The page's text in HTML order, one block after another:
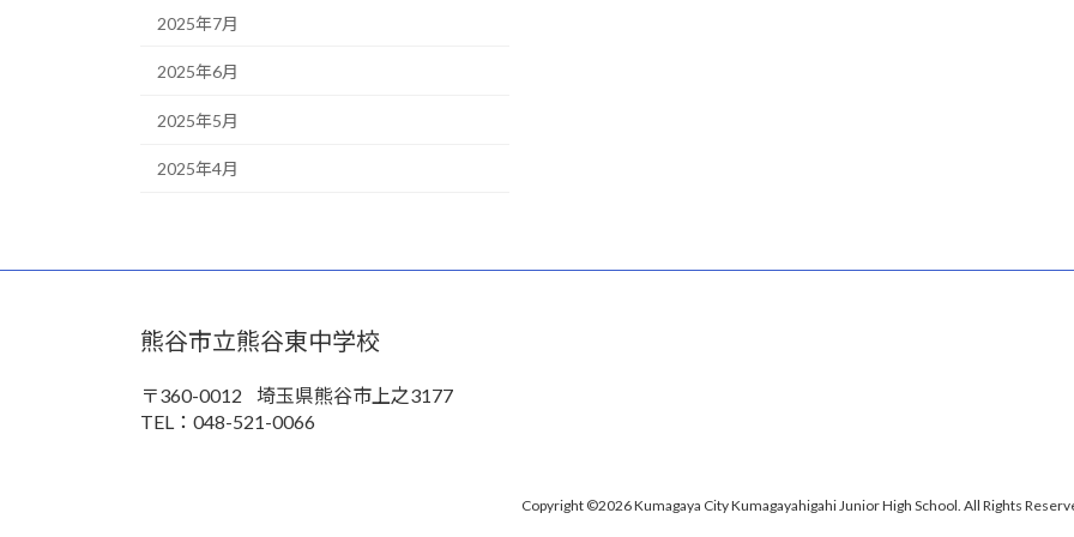
2025年7月
2025年6月
2025年5月
2025年4月
熊谷市立熊谷東中学校
〒360-0012
埼玉県熊谷市上之3177
TEL：048-521-0066
Copyright ©2026 Kumagaya City Kumagayahigahi Junior High School. All Rights